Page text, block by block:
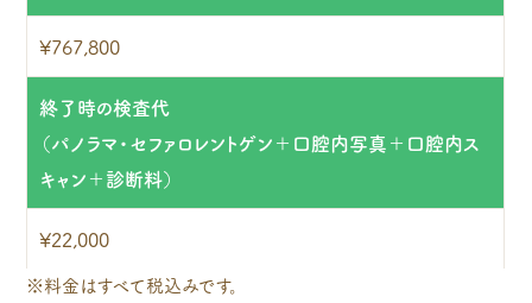
¥767,800
終了時の検査代
（パノラマ・セファロレントゲン＋口腔内写真＋口腔内ス
キャン＋診断料）
¥22,000
※料金はすべて税込みです。